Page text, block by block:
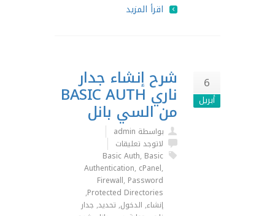
اقرأ المزيد
6
أبريل
شرح إنشاء جدار
ناري BASIC AUTH
من السي بانل
بواسطة admin
لاتوجد تعليقات
Basic Auth, Basic
Authentication, cPanel,
Firewall, Password
Protected Directories
,
إنشاء, الدخول, تحديد, جدار